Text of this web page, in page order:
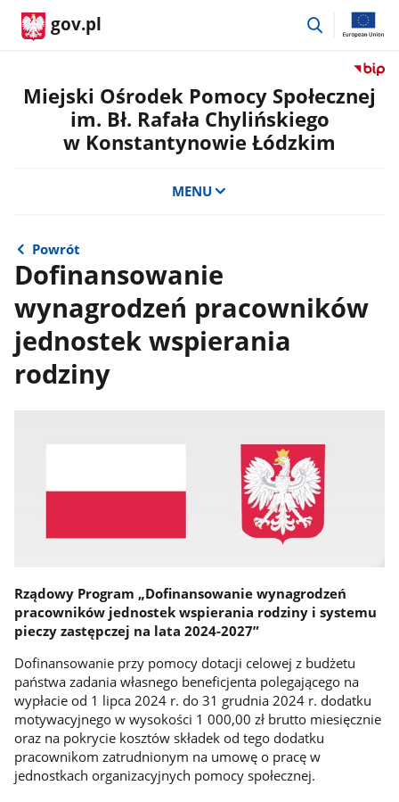
gov.pl
przejdź
Przejdź
do
Miejski Ośrodek Pomocy Społecznej
im. Bł. Rafała Chylińskiego
w Konstantynowie Łódzkim
MENU
Powrót
Dofinansowanie
wynagrodzeń pracowników
jednostek wspierania
rodziny
Rządowy Program „Dofinansowanie wynagrodzeń
pracowników jednostek wspierania rodziny i systemu
pieczy zastępczej na lata 2024-2027”
Dofinansowanie przy pomocy dotacji celowej z budżetu
państwa zadania własnego beneficjenta polegającego na
wypłacie od 1 lipca 2024 r. do 31 grudnia 2024 r. dodatku
motywacyjnego w wysokości 1 000,00 zł brutto miesięcznie
oraz na pokrycie kosztów składek od tego dodatku
pracownikom zatrudnionym na umowę o pracę w
jednostkach organizacyjnych pomocy społecznej.